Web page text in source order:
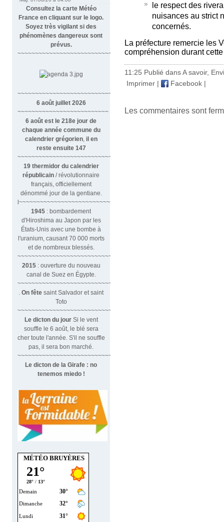
Consultez la carte Météo
France en cliquant sur le logo.
Soyez très vigilant si des
phénomènes dangereux sont
prévus.
~~~~~~~~~~~~~~~~~~~~~~~~~~~~
~~~~~~~~~~~~~~~~~~~~~~~~~~~~~~
6 août juillet 2026
~~~~~~~~~~~~~~~~~~~~~~~~~~
6 août est le 218e jour de
chaque année commune du
calendrier grégorien il en
reste ensuite 147
~~~~~~~~~~~~~~~~~~~~~~~~~~~~~~~~
19 thermidor du calendrier
républicain / révolutionnaire
français, officiellement
dénommé jour de la gentiane.
l~~~~~~~~~~~~~~~~~~~~~~~~~~~
1945 : bombardement
d'Hiroshima au Japon par les
États-Unis avec une bombe à
l'uranium, causant 70 000 morts
et de nombreux blessés.
~~~~~~~~~~~~~~~~~~~~~~~~~~~~~~~
2015 : ouverture du nouveau
canal de Suez en Égypte.
~~~~~~~~~~~~~~~~~~~~~~~~~~~~~~~~~~~~
On fêtesaint Salvador et saint
Toto
~~~~~~~~~~~~~~~~~~~~~~~~~~~~~~
Le dicton du jour Si le vent
souffle le 6 août, le blé sera
cher toute l'année. S'il ne souffle
pas, il sera bon marché.
~~~~~~~~~~~~~~~~~~~~~~~~~~~~~~~
Le dicton de la Girafe : no
tenemos miedo !
MÉTÉO BRUYÈRES
le respect des
nuisances au strict
concernés.
La préfecture remercie les
compréhension durant
11:25 Publié dansA savoir,
Imprimer | Facebook |
Les commentaires sont